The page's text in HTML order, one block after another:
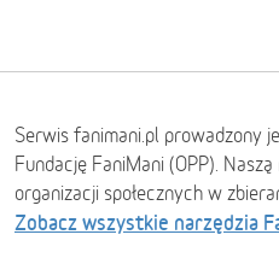
Serwis fanimani.pl prowadzony
Fundację FaniMani (OPP).
organizacji społecznych w
Zobacz wszystkie narzędzia